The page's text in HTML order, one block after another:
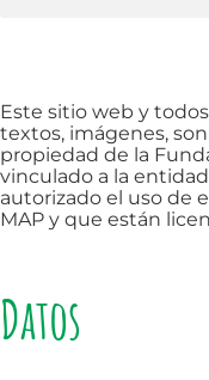
Este sitio web y
textos, imágenes,
propiedad de la
vinculado a la
autorizado el uso de
MAP y que están
Datos